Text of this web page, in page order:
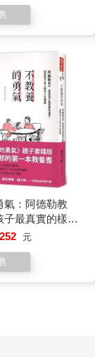
子會認為在競爭
勝利。為了要
並避免遭到責
進學校，甚至到
為非贏不可，就
利。可能會失
果向心儀對象告
、獲得美滿婚姻
感到徬徨。假使
是為了與誰競爭
在愛情或婚姻上
係。
找得出來。
到遲疑，只不過
氣：阿德勒教
子最真實的樣
自力解決人生
252 元